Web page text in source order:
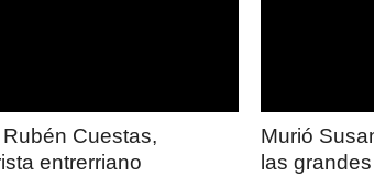
Cuestas,
entrerriano
Murió
las